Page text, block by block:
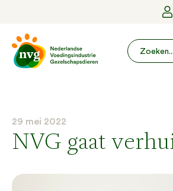
29 mei 2022
NVG gaat